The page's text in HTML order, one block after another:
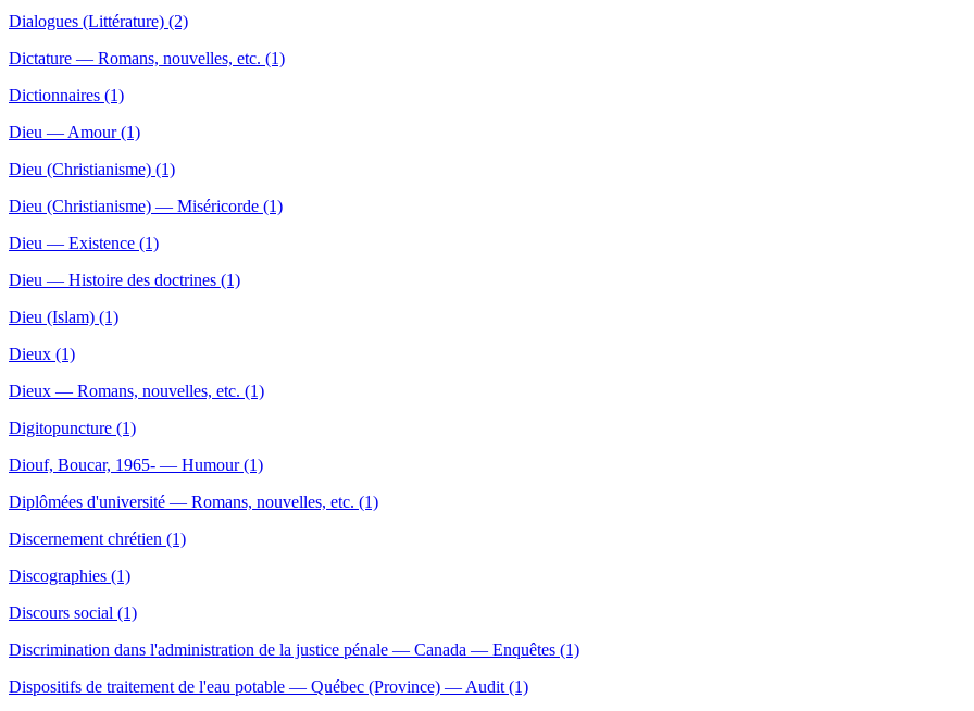
Dialogues (Littérature) (2)
Dictature — Romans, nouvelles, etc. (1)
Dictionnaires (1)
Dieu — Amour (1)
Dieu (Christianisme) (1)
Dieu (Christianisme) — Miséricorde (1)
Dieu — Existence (1)
Dieu — Histoire des doctrines (1)
Dieu (Islam) (1)
Dieux (1)
Dieux — Romans, nouvelles, etc. (1)
Digitopuncture (1)
Diouf, Boucar, 1965- — Humour (1)
Diplômées d'université — Romans, nouvelles, etc. (1)
Discernement chrétien (1)
Discographies (1)
Discours social (1)
Discrimination dans l'administration de la justice pénale — Canada — Enquêtes (1)
Dispositifs de traitement de l'eau potable — Québec (Province) — Audit (1)